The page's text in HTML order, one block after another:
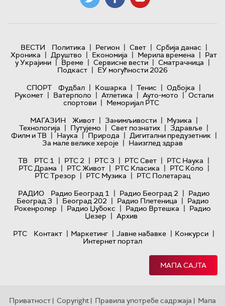
ВЕСТИ Политика | Регион | Свет | Србија данас |
Хроника | Друштво | Економија | Мерила времена | Рат
у Украјини | Време | Сервисне вести | Сматрачница |
Подкаст | ЕУ могућности 2026
СПОРТ
Фудбал | Кошарка | Тенис | Одбојка |
Рукомет | Ватерполо | Атлетика | Ауто-мото | Остали
спортови | Меморијал РТС
МАГАЗИН
Живот | Занимљивости | Музика |
Технологијa | Путујемо | Свет познатих | Здравље |
Филм и ТВ | Наука | Природа | Дигитални предузетник |
За мале велике хероје | Наизглед здрав
ТВ
РТС 1 | РТС 2 | РТС 3 | РТС Свет | РТС Наука |
РТС Драма | РТС Живот | РТС Класика | РТС Коло |
РТС Трезор | РТС Музика | РТС Полетарац
РАДИО
Радио Београд 1 | Радио Београд 2 | Радио
Београд 3 | Београд 202 | Радио Плетеница | Радио
Рокенролер | Радио Џубокс | Радио Вртешка | Радио
Џезер | Архив
РТС
Контакт | Маркетинг | Јавне набавке | Конкурси |
Интернет портал
МАПА САЈТА
Приватност | Copyright | Правила употребе садржаја | Мапа